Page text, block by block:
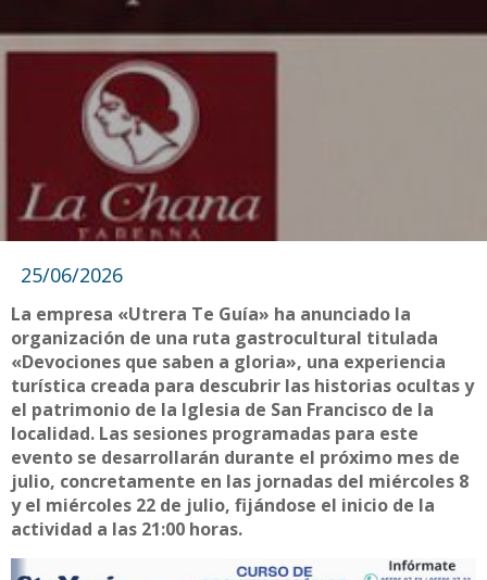
25/06/2026
La empresa «Utrera Te Guía» ha anunciado la
organización de una ruta gastrocultural titulada
«Devociones que saben a gloria», una experiencia
turística creada para descubrir las historias ocultas y
el patrimonio de la Iglesia de San Francisco de la
localidad. Las sesiones programadas para este
evento se desarrollarán durante el próximo mes de
julio, concretamente en las jornadas del miércoles 8
y el miércoles 22 de julio, fijándose el inicio de la
actividad a las 21:00 horas.